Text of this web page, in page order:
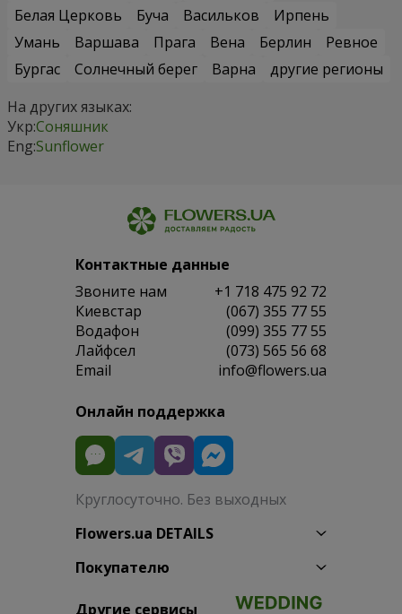
Белая Церковь
Буча Васильков
Ирпень
Умань
Варшава Прага Вена Берлин
Ревное
Бургас
Солнечный берег Варна
другие регионы
На других языках:
Укр:Соняшник
Eng:Sunflower
Контактные данные
Звоните нам
+1 718 475 92 72
Киевстар
(067) 355 77 55
Водафон
(099) 355 77 55
Лайфсел
(073) 565 56 68
Email
info@flowers.ua
Онлайн поддержка
Круглосуточно. Без выходных
Flowers.ua DETAILS
Покупателю
Другие сервисы